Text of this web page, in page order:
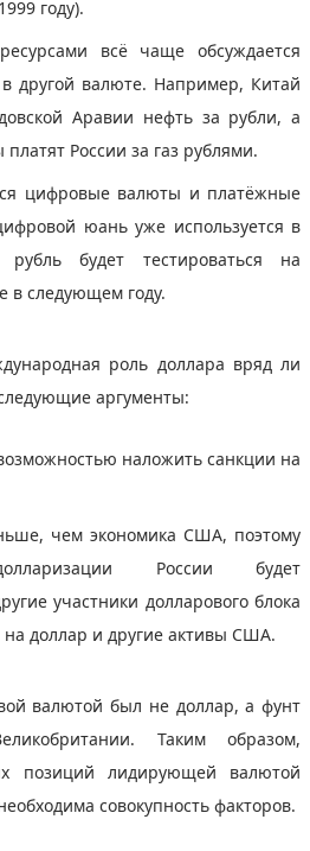
году).
всё чаще обсуждается
другой валюте. Например, Китай
Аравии нефть за рубли, а
России за газ рублями.
цифровые валюты и платёжные
юань уже используется в
будет тестироваться на
в следующем году.
роль доллара вряд ли
аргументы:
наложить санкции на
чем экономика США, поэтому
России будет
участники долларового блока
на доллар и другие активы США.
валютой был не доллар, а фунт
Таким образом,
позиций лидирующей валютой
совокупность факторов.